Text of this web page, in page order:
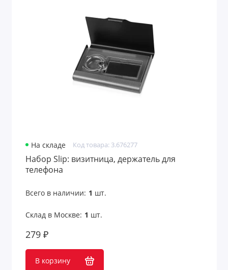
На складе Код товара: 3.676277
Набор Slip: визитница, держатель для
телефона
Всего в наличии: 1 шт.
Склад в Москве: 1 шт.
279 ₽
В корзину